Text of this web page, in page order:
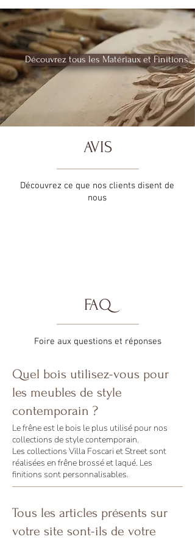
Découvrez tous les Matériaux et Finitions
AVIS
Découvrez ce que nos clients disent de
nous
FAQ
Foire aux questions et réponses
Quel bois utilisez-vous pour
les meubles de style
contemporain ?
Le frêne est le bois le plus utilisé pour nos
collections de style contemporain.
Les collections Villa Foscari et Street sont
réalisées en frêne brossé et laqué. Les
finitions sont personnalisables.
Tous les articles présents sur
votre site sont-ils de votre